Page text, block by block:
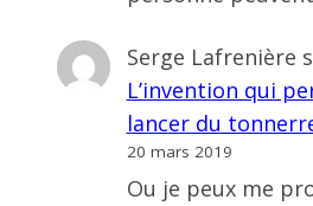
Serge Lafrenière
L’invention qui
lancer du
20 mars 2019
Ou je peux me